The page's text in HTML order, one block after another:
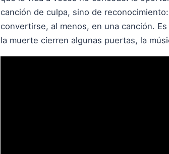
canción de culpa, sino de
convertirse, al menos, en una canción.
la muerte cierren algunas puertas, la